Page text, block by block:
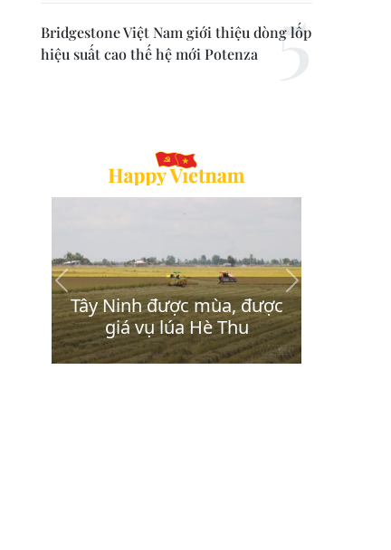
Bridgestone Việt Nam giới thiệu dòng lốp
hiệu suất cao thế hệ mới Potenza